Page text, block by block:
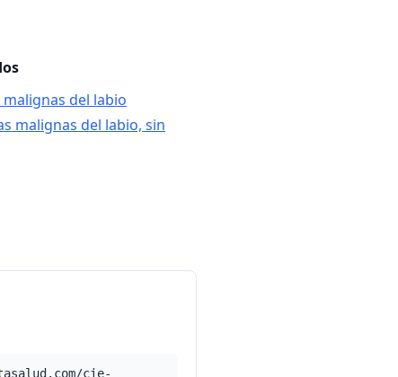
malignas del labio
malignas del labio, sin
cie-